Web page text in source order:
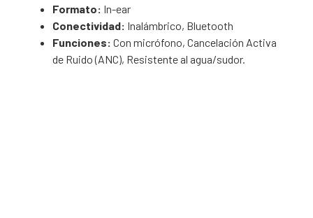
Formato: In-ear
Conectividad: Inalámbrico, Bluetooth
Funciones: Con micrófono, Cancelación Activa
de Ruido (ANC), Resistente al agua/sudor.